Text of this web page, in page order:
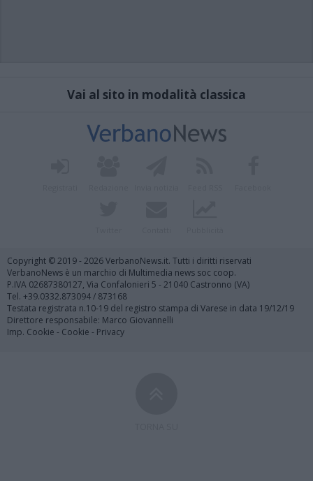
Vai al sito in modalità classica
Copyright © 2019 - 2026 VerbanoNews.it. Tutti i diritti riservati
VerbanoNews è un marchio di Multimedia news soc coop.
P.IVA 02687380127, Via Confalonieri 5 - 21040 Castronno (VA)
Tel. +39.0332.873094 / 873168
Testata registrata n.10-19 del registro stampa di Varese in data 19/12/19
Direttore responsabile: Marco Giovannelli
Imp. Cookie - Cookie - Privacy